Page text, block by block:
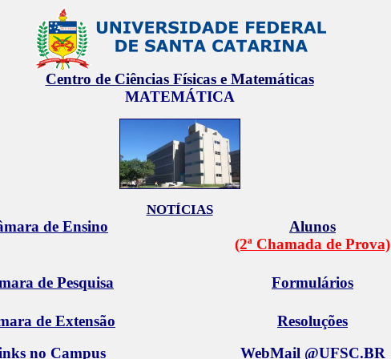
Centro de Ciências Físicas e Matemáticas
MATEMÁTICA
NOTÍCIAS
de Ensino
Alunos
(2ª Chamada de Prova)
de Pesquisa Formulários
de Extensão
Resoluções
no Campus
WebMail @UFSC.BR